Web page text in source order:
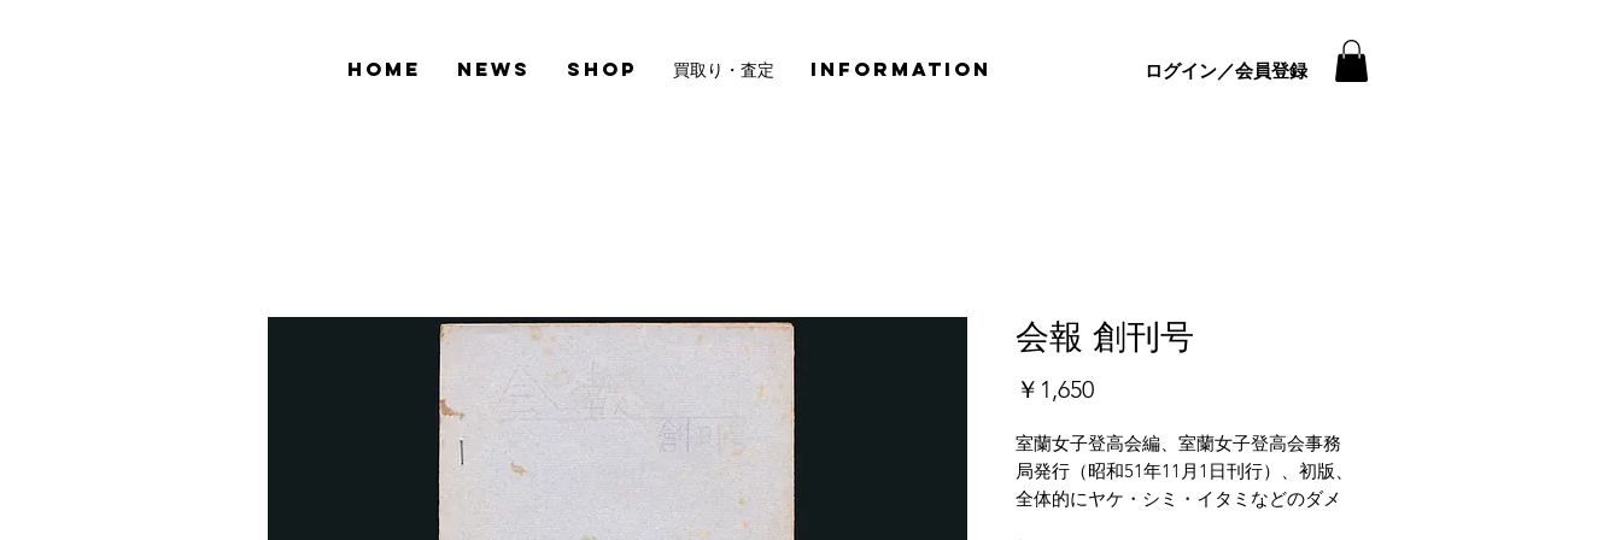
HOME NEWS SHOP 買取り・査定 INFORMATION ログイン／会員登録
会報 創刊号
￥1,650価
室蘭女子登高会編、室蘭女子登高会事務
局発行（昭和51年11月1日刊行）、初版、
全体的にヤケ・シミ・イタミなどのダメ